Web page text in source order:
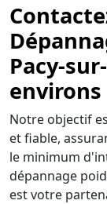
Pacy-
environs
Notre objectif
et fiable,
le minimum
dépannage
est votre